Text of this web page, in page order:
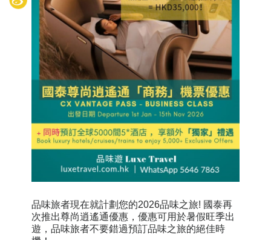
品味旅者現在就計劃您的2026品味之旅! 國泰再
次推出尊尚逍遙通優惠，優惠可用於暑假旺季出
遊，品味旅者不要錯過預訂品味之旅的絕佳時